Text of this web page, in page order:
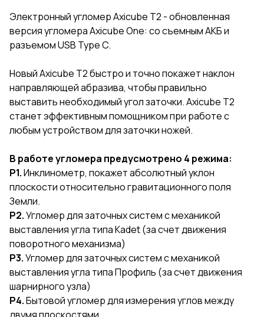
Электронный угломер Axicube T2 - обновленная
версия угломера Axicube One: со съемным АКБ и
разъемом USB Type C.
Новый Axicube T2 быстро и точно покажет наклон
направляющей абразива, чтобы правильно
выставить необходимый угол заточки. Axicube T2
станет эффективным помощником при работе с
любым устройством для заточки ножей.
В работе угломера предусмотрено 4 режима:
Р1.Инклинометр, покажет абсолютный уклон
плоскости относительно гравитационного поля
Земли.
Р2.Угломер для заточных систем с механикой
выставления угла типа Kadet (за счет движения
поворотного механизма)
Р3.Угломер для заточных систем с механикой
выставления угла типа Профиль (за счет движения
шарнирного узла)
Р4.Бытовой угломер для измерения углов между